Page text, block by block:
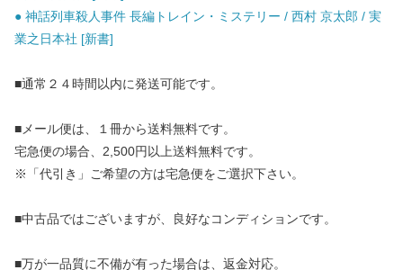
● 神話列車殺人事件 長編トレイン・ミステリー / 西村 京太郎 / 実
業之日本社 [新書]
■通常２４時間以内に発送可能です。
■メール便は、１冊から送料無料です。
宅急便の場合、2,500円以上送料無料です。
※「代引き」ご希望の方は宅急便をご選択下さい。
■中古品ではございますが、良好なコンディションです。
■万が一品質に不備が有った場合は、返金対応。